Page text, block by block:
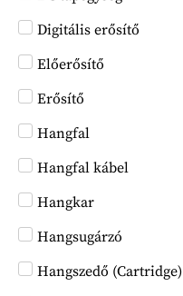
Digitális erősítő
Előerősítő
Erősítő
Hangfal
Hangfal kábel
Hangkar
Hangsugárzó
Hangszedő (Cartridge)